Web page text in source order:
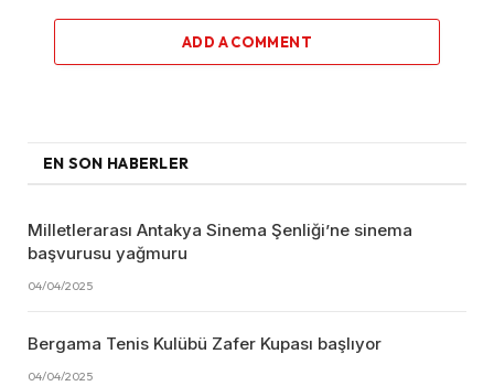
ADD A COMMENT
EN SON HABERLER
Milletlerarası Antakya Sinema Şenliği’ne sinema
başvurusu yağmuru
04/04/2025
Bergama Tenis Kulübü Zafer Kupası başlıyor
04/04/2025